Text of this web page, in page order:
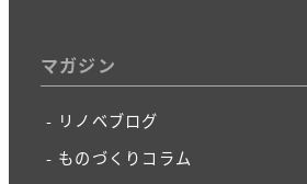
マガジン
リノベブログ
ものづくりコラム